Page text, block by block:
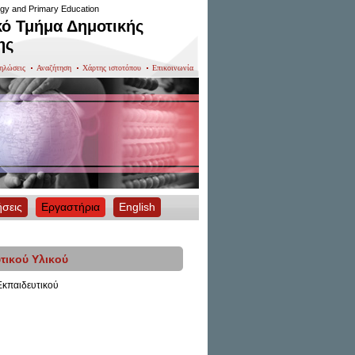
and Primary Education
Τμήμα Δημοτικής
Αναζήτηση Χάρτης ιστοτόπου Επικοινωνία
Εργαστήρια English
Υλικού